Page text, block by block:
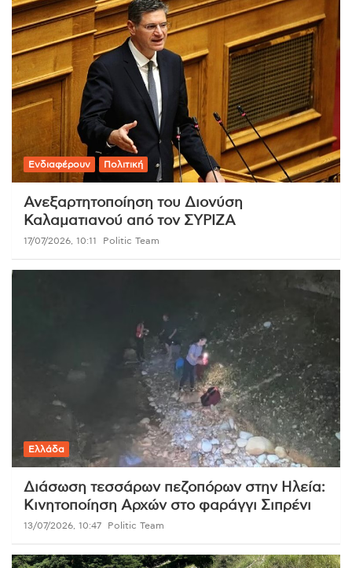
Ενδιαφέρουν Πολιτική
Ανεξαρτητοποίηση του Διονύση
Καλαματιανού από τον ΣΥΡΙΖΑ
17/07/2026, 10:11 Politic Team
Ελλάδα
Διάσωση τεσσάρων πεζοπόρων στην Ηλεία:
Κινητοποίηση Αρχών στο φαράγγι Σιπρένι
13/07/2026, 10:47 Politic Team